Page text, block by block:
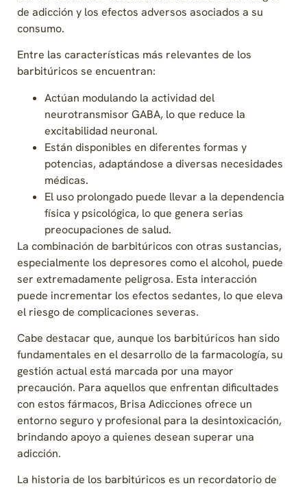
de adicción y los efectos adversos asociados a su
consumo.
Entre las características más relevantes de los
barbitúricos se encuentran:
Actúan modulando la actividad del
neurotransmisor GABA, lo que reduce la
excitabilidad neuronal.
Están disponibles en diferentes formas y
potencias, adaptándose a diversas necesidades
médicas.
El uso prolongado puede llevar a la dependencia
física y psicológica, lo que genera serias
preocupaciones de salud.
La combinación de barbitúricos con otras sustancias,
especialmente los depresores como el alcohol, puede
ser extremadamente peligrosa. Esta interacción
puede incrementar los efectos sedantes, lo que eleva
el riesgo de complicaciones severas.
Cabe destacar que, aunque los barbitúricos han sido
fundamentales en el desarrollo de la farmacología, su
gestión actual está marcada por una mayor
precaución. Para aquellos que enfrentan dificultades
con estos fármacos, Brisa Adicciones ofrece un
entorno seguro y profesional para la desintoxicación,
brindando apoyo a quienes desean superar una
adicción.
La historia de los barbitúricos es un recordatorio de